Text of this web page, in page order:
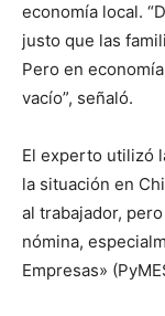
economía local.
justo que las
Pero en
vacío”, señaló.
El experto utilizó
la situación en
al trabajador,
nómina,
Empresas»